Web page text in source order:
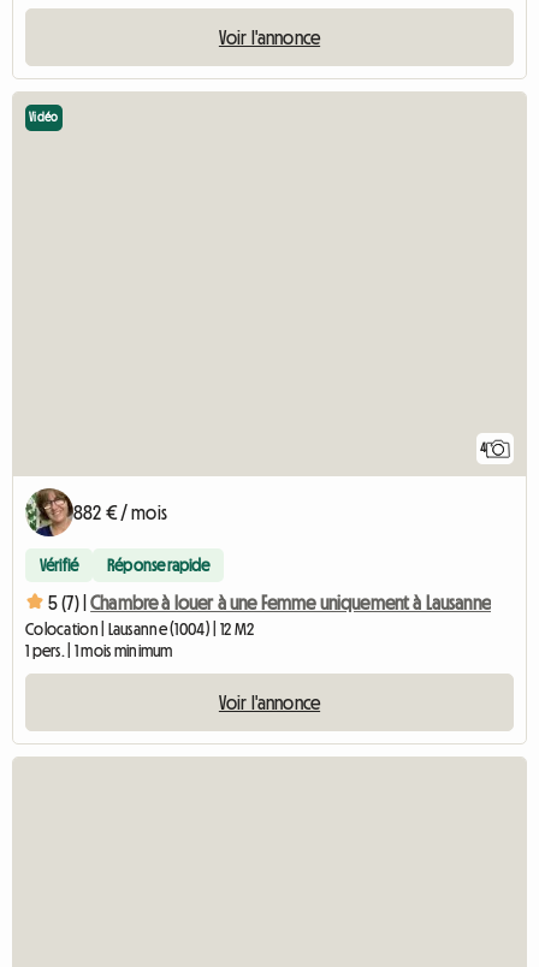
Voir l'annonce
4
Vidéo
882 € / mois
Vérifié Réponse rapide
5 (7) | Chambre à louer à une Femme uniquement à Lausanne
Colocation | Lausanne (1004) | 12 M2
1 pers. | 1 mois minimum
Voir l'annonce